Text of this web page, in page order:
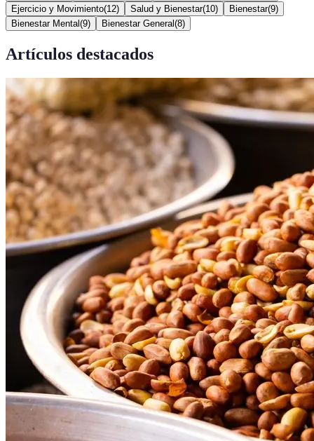
Ejercicio y Movimiento(12) Salud y Bienestar(10) Bienestar(9)
Bienestar Mental (9) Bienestar General (8)
Artículos destacados